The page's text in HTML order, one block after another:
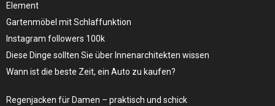
Element
Gartenmöbel mit Schlaffunktion
Instagram followers 100k
Diese Dinge sollten Sie über Innenarchitekten wissen
Wann ist die beste Zeit, ein Auto zu kaufen?
Regenjacken für Damen – praktisch und schick